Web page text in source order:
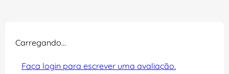
Carregando…
Faça login para escrever uma avaliação.